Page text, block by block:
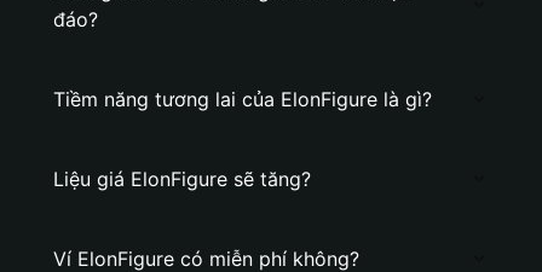
đáo?
Tiềm năng tương lai của ElonFigure là gì?
Liệu giá ElonFigure sẽ tăng?
Ví ElonFigure có miễn phí không?